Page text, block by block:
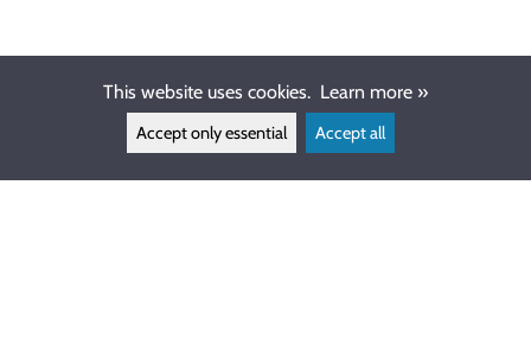
This website uses cookies. Learn more »
Accept only essential Accept all